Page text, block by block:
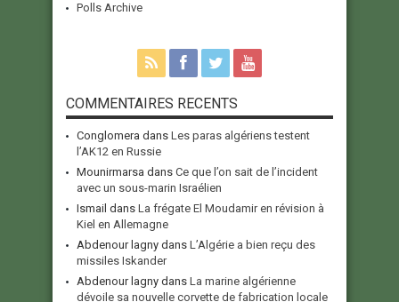
Polls Archive
COMMENTAIRES RECENTS
Conglomera dans Les paras algériens testent
l’AK12 en Russie
Mounirmarsa dans Ce que l’on sait de l’incident
avec un sous-marin Israélien
Ismail dans La frégate El Moudamir en révision à
Kiel en Allemagne
Abdenour lagny dans L’Algérie a bien reçu des
missiles Iskander
Abdenour lagny dans La marine algérienne
dévoile sa nouvelle corvette de fabrication locale